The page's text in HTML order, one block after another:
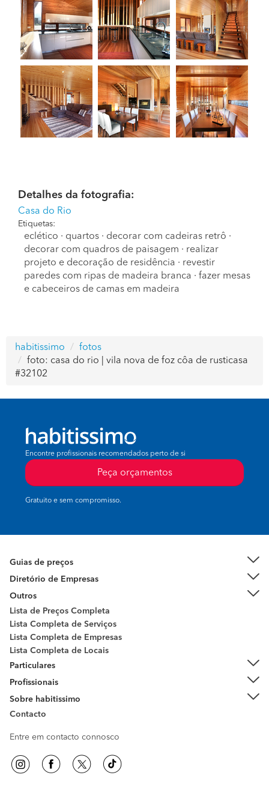
Detalhes da fotografia:
Casa do Rio
Etiquetas:
eclético · quartos · decorar com cadeiras retrô ·
decorar com quadros de paisagem · realizar
projeto e decoração de residência · revestir
paredes com ripas de madeira branca · fazer mesas
e cabeceiros de camas em madeira
habitissimo
fotos
foto: casa do rio | vila nova de foz côa de rusticasa
#32102
Encontre profissionais recomendados perto de si
Peça orçamentos
Gratuito e sem compromisso.
Guias de preços
Diretório de Empresas
Outros
Lista de Preços Completa
Lista Completa de Serviços
Lista Completa de Empresas
Lista Completa de Locais
Particulares
Profissionais
Sobre habitissimo
Contacto
Entre em contacto connosco